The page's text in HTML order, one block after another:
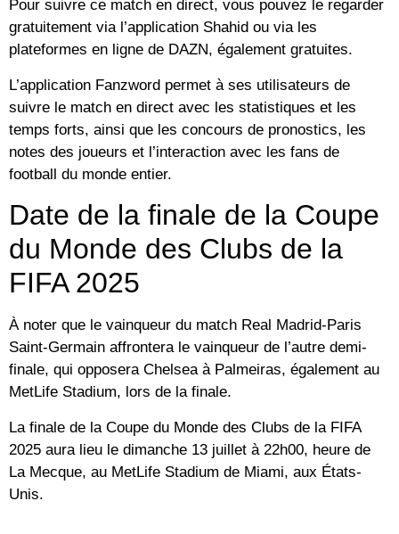
Pour suivre ce match en direct, vous pouvez le regarder
gratuitement via l’application Shahid ou via les
plateformes en ligne de DAZN, également gratuites.
L’application Fanzword permet à ses utilisateurs de
suivre le match en direct avec les statistiques et les
temps forts, ainsi que les concours de pronostics, les
notes des joueurs et l’interaction avec les fans de
football du monde entier.
Date de la finale de la Coupe
du Monde des Clubs de la
FIFA 2025
À noter que le vainqueur du match Real Madrid-Paris
Saint-Germain affrontera le vainqueur de l’autre demi-
finale, qui opposera Chelsea à Palmeiras, également au
MetLife Stadium, lors de la finale.
La finale de la Coupe du Monde des Clubs de la FIFA
2025 aura lieu le dimanche 13 juillet à 22h00, heure de
La Mecque, au MetLife Stadium de Miami, aux États-
Unis.